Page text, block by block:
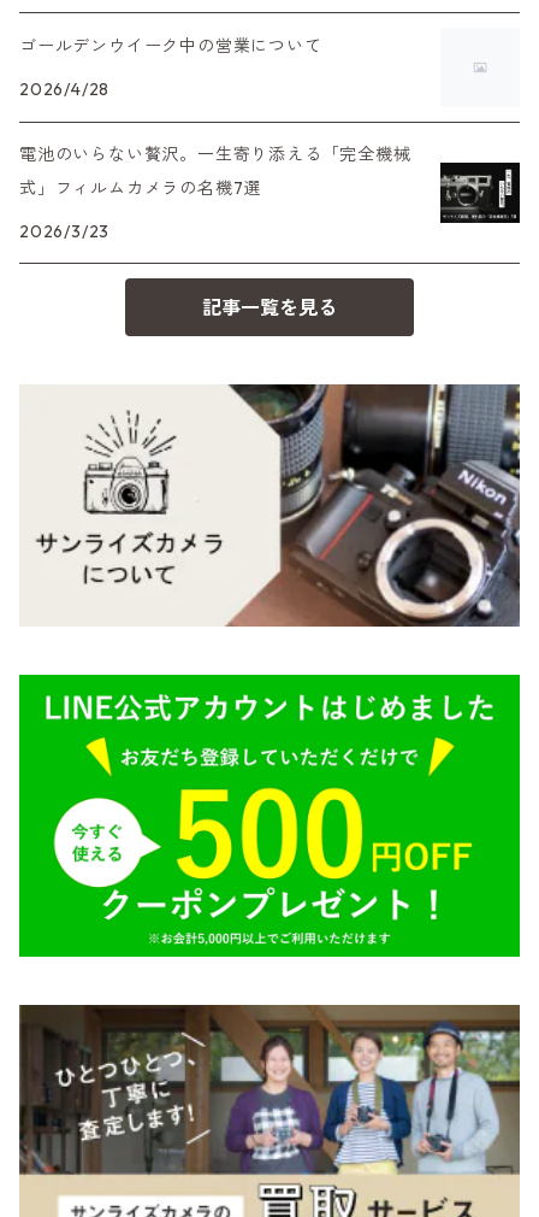
Tokina（トキナー）
K&F（ケーアンドエフ）
その他
バルナック
Mシリーズ
minilux
HASSELBLAD（ハッセルブラッド）
500台シリーズ
Rollei（ローライ）
35シリーズ
RICOH（リコー）
コンパクト
Voigtlander（フォクトレンダー）
Carl Zeiss（カールツァイス）
Mamiya（マミヤ）
Plaubel（プラウベル）
SONY（ソニー）
SIGMA（シグマ）
Tokina（トキナー）
TAMRON（タムロン）
その他
フィルムカメラその他
EF（キヤノン）
OM（オリンパス）
A（ミノルタ（ソニー））
MD（ミノルタ）
CY（ヤシカコンタックス）
M（ライカ）
R（ライカ）
AR（コニカ）
O（その他）
ゴールデンウイーク中の営業について
2026/4/28
電池のいらない贅沢。一生寄り添える「完全機械
式」フィルムカメラの名機7選
2026/3/23
記事一覧を見る